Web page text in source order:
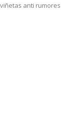
viñetas anti rumores